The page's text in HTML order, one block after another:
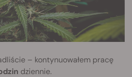
– kontynuowałem pracę
dziennie.